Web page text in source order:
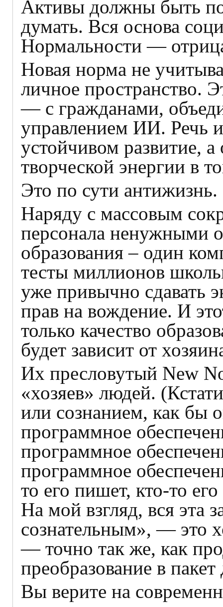
Активы должны быть
думать. Вся основа
Нормальности —
Новая норма не
личное пространство.
— с гражданами,
управлением ИИ. Речь
устойчивом развитие,
творческой энергии в
Это по сути антижизнь.
Наряду с массовым
персонала ненужными
образования – один
тесты миллионов
уже привычно сдавать
прав на вождение. И
только качество
будет зависит от
Их пресловутый New
«хозяев» людей.
или сознанием, как бы
программное
программное
программное
то его пишет, кто-то
На мой взгляд, вся эта
сознательным», — это
— точно так же, как
преобразование в
Вы верите на